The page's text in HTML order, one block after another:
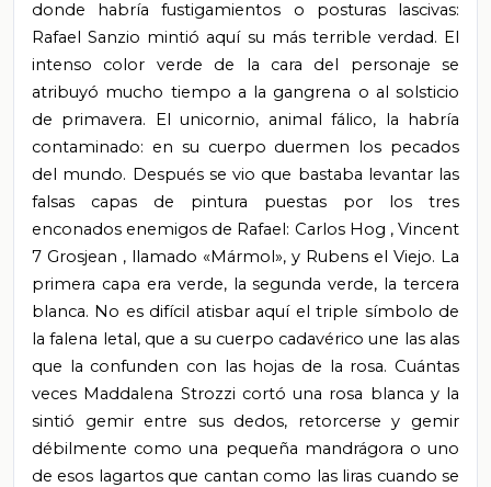
donde habríafustigamientos o posturas lascivas:
Rafael Sanzio mintió aquí su más terrible verdad. El
intenso color verde de la cara del personaje se
atribuyó mucho tiempo a la gangrena o al solsticio
de primavera. El unicornio, animal fálico, la habría
contaminado: en su cuerpo duermen los pecados
del mundo. Después se vio que bastaba levantar las
falsas capas de pintura puestas por los tres
enconados enemigos de Rafael: Carlos Hog , Vincent
7 Grosjean , llamado «Mármol», y Rubens el Viejo. La
primera capa era verde, la segunda verde, la tercera
blanca. No es difícil atisbar aquí el triple símbolo de
la falena letal, que a su cuerpo cadavérico une las alas
que la confunden con las hojas de la rosa. Cuántas
veces Maddalena Strozzi cortó una rosa blanca y la
sintió gemir entre sus dedos, retorcerse y gemir
débilmente como una pequeña mandrágora o uno
de esos lagartos que cantan como las liras cuando se